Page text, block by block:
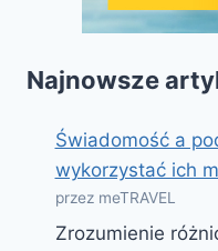
Najnowsze
Świadomość a
wykorzystać ich
przez meTRAVEL
Zrozumienie